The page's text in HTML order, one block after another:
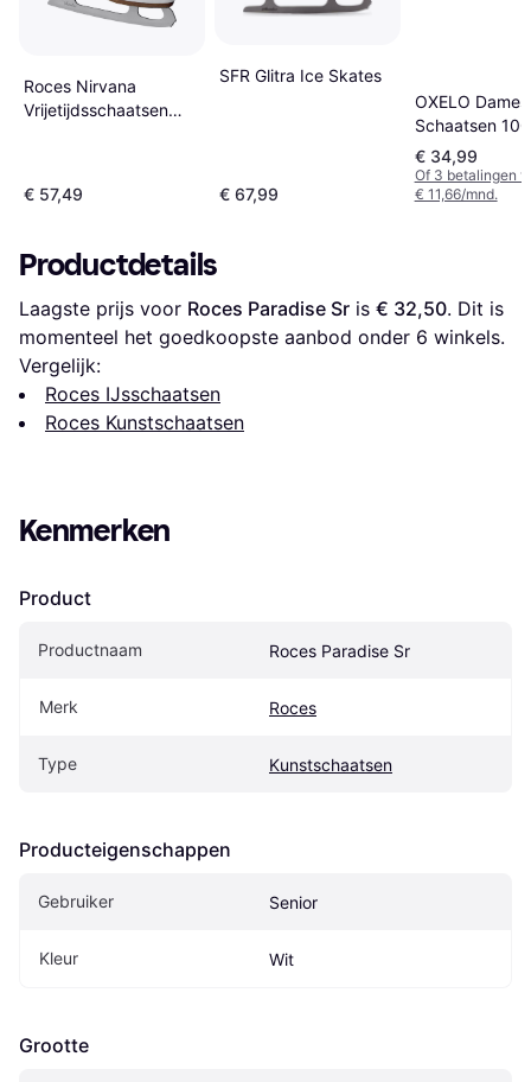
Roces Nirvana
Vrijetijdsschaatsen
€ 57,49
SFR Glitra Ice Skates
€ 67,99
OXELO Dames
Schaatsen 100
€ 34,99
Of 3 betalingen
€ 11,66/mnd.
Productdetails
Laagste prijs voor Roces Paradise Sr is € 32,50. Dit is
momenteel het goedkoopste aanbod onder 6 winkels.
Vergelijk:
Roces IJsschaatsen
Roces Kunstschaatsen
Kenmerken
Product
Productnaam Roces Paradise Sr
Merk Roces
Type Kunstschaatsen
Producteigenschappen
Gebruiker Senior
Kleur Wit
Grootte